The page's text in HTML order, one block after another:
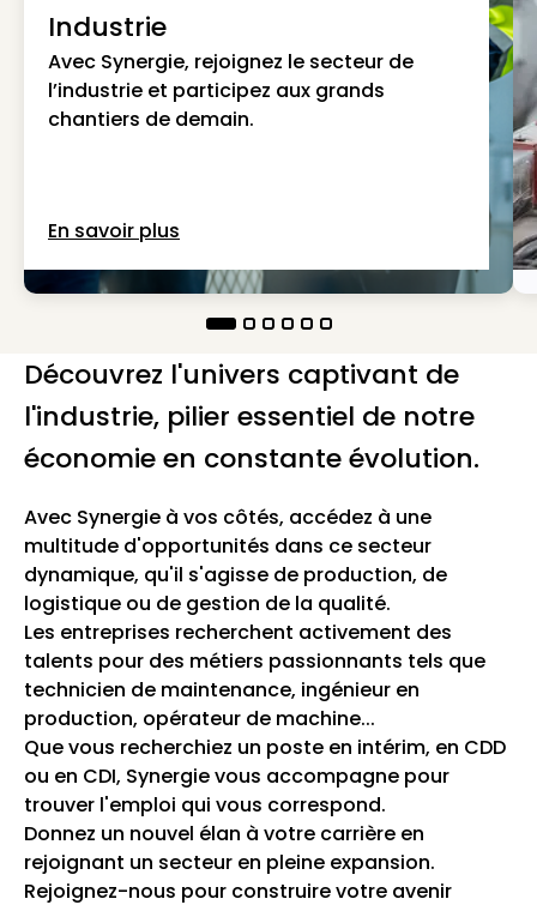
Industrie
Avec Synergie, rejoignez le secteur de
l’industrie et participez aux grands
chantiers de demain.
En savoir plus
Découvrez l'univers captivant de
l'industrie, pilier essentiel de notre
économie en constante évolution.
Avec Synergie à vos côtés, accédez à une
multitude d'opportunités dans ce secteur
dynamique, qu'il s'agisse de production, de
logistique ou de gestion de la qualité.
Les entreprises recherchent activement des
talents pour des métiers passionnants tels que
technicien de maintenance, ingénieur en
production, opérateur de machine...
Que vous recherchiez un poste en intérim, en CDD
ou en CDI, Synergie vous accompagne pour
trouver l'emploi qui vous correspond.
Donnez un nouvel élan à votre carrière en
rejoignant un secteur en pleine expansion.
Rejoignez-nous pour construire votre avenir